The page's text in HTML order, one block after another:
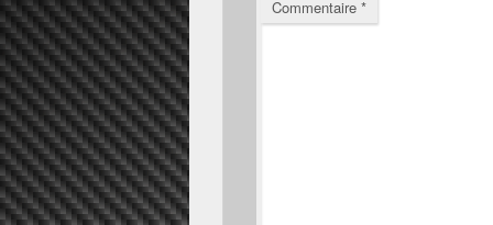
Commentaire *